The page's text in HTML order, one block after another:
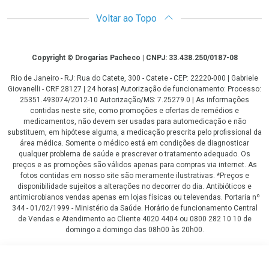
Voltar ao Topo
CopyrightCopyright © Drogarias Pacheco | CNPJ: 33.438.250/0187-08
Rio de Janeiro - RJ: Rua do Catete, 300 - Catete - CEP: 22220-000 | Gabriele
Giovanelli - CRF 28127 | 24 horas| Autorização de funcionamento: Processo:
25351.493074/2012-10 Autorização/MS: 7.25279.0 | As informações
contidas neste site, como promoções e ofertas de remédios e
medicamentos, não devem ser usadas para automedicação e não
substituem, em hipótese alguma, a medicação prescrita pelo profissional da
área médica. Somente o médico está em condições de diagnosticar
qualquer problema de saúde e prescrever o tratamento adequado. Os
preços e as promoções são válidos apenas para compras via internet. As
fotos contidas em nosso site são meramente ilustrativas. *Preços e
disponibilidade sujeitos a alterações no decorrer do dia. Antibióticos e
antimicrobianos vendas apenas em lojas físicas ou televendas. Portaria nº
344 - 01/02/1999 - Ministério da Saúde. Horário de funcionamento Central
de Vendas e Atendimento ao Cliente 4020 4404 ou 0800 282 10 10 de
domingo a domingo das 08h00 às 20h00.